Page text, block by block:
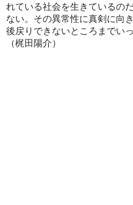
れている社会を生きているの
ない。その異常性に真剣に向
後戻りできないところまでい
（梶田陽介）